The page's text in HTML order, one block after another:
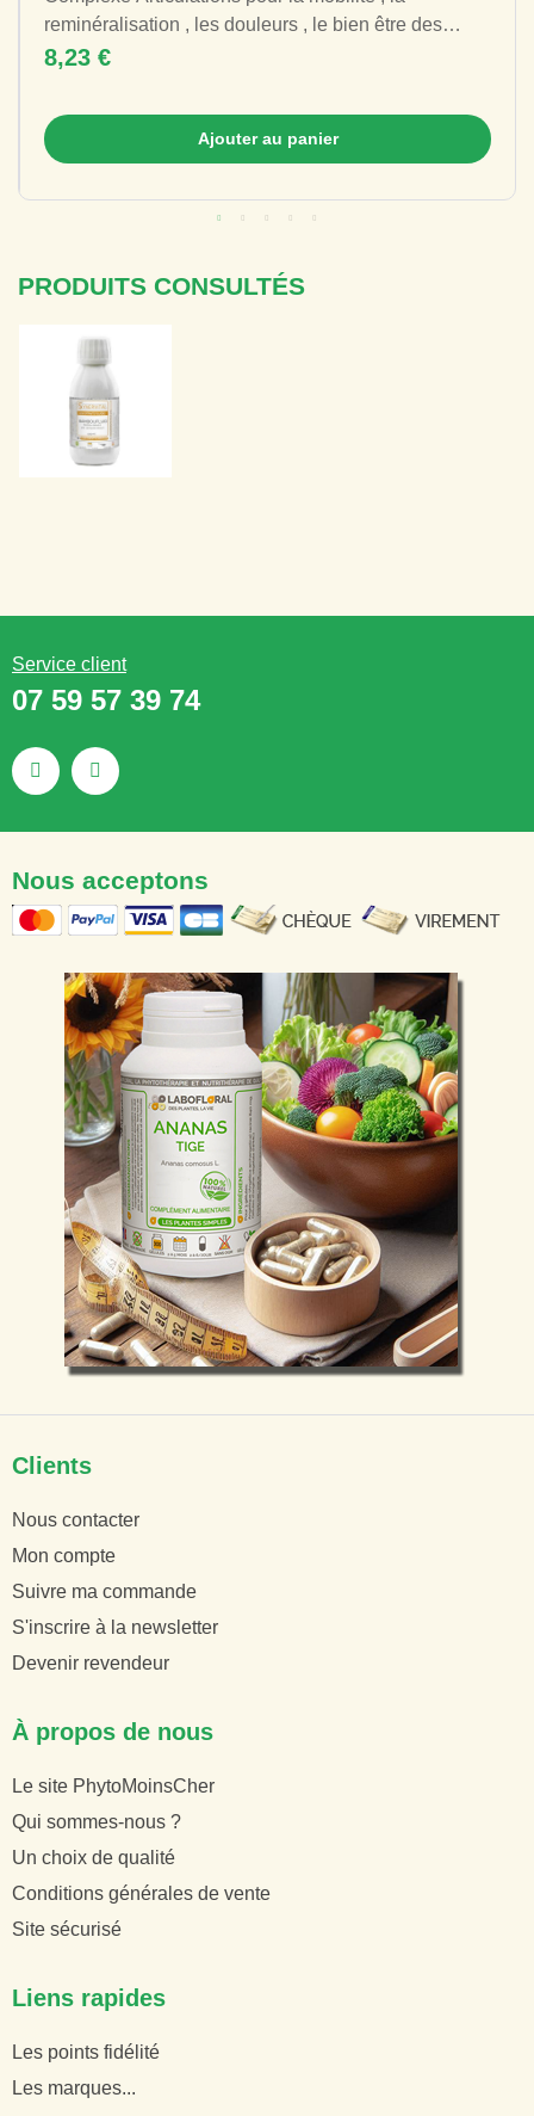
reminéralisation , les douleurs , le bien être des
8,23 €
Ajouter au panier
PRODUITS CONSULTÉS
Service client
07 59 57 39 74
Nous acceptons
Clients
Nous contacter
Mon compte
Suivre ma commande
S'inscrire à la newsletter
Devenir revendeur
À propos de nous
Le site PhytoMoinsCher
Qui sommes-nous ?
Un choix de qualité
Conditions générales de vente
Site sécurisé
Liens rapides
Les points fidélité
Les marques...